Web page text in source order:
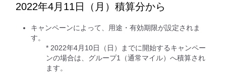
2022年4月11日（月）積算分から
キャンペーンによって、用途・有効期限が設定されま
す。
* 2022年4月10日（日）までに開始するキャンペー
ンの場合は、グループ1（通常マイル）へ積算され
ます。